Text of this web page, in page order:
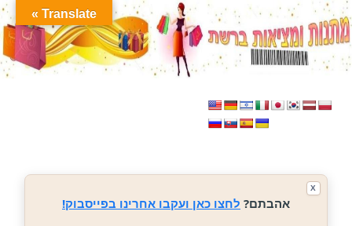
אהבתם? לחצו כאן ועקבו אחרינו בפייסבוק!
X
Translate »